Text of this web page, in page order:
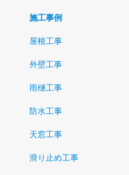
施工事例
屋根工事
外壁工事
雨樋工事
防水工事
天窓工事
滑り止め工事